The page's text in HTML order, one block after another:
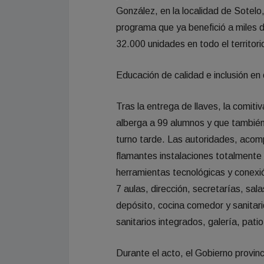
González, en la localidad de
programa que ya benefició a miles
32.000 unidades en todo el
Educación de calidad e inclusión en
Tras la entrega de llaves, la
alberga a 99 alumnos y que
turno tarde. Las autoridades,
flamantes instalaciones
herramientas tecnológicas y
7 aulas, dirección, secretarías,
depósito, cocina comedor y
sanitarios integrados, galería,
Durante el acto, el Gobierno